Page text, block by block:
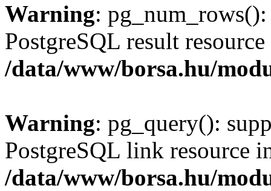
Warning:
PostgreSQL result
/data/www/borsa.hu/
Warning: pg_query():
PostgreSQL link resource
/data/www/borsa.hu/